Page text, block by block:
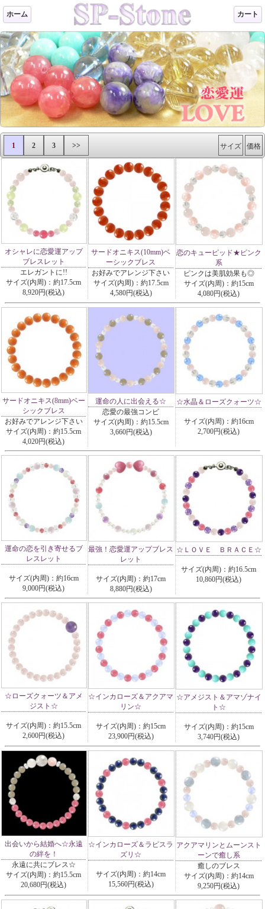
ホーム カート
1 2 3 >> 価格
サイズ
オシャレに恋愛運アップ
ブレスレット
エレガントに!!
サイズ(内周)：約17.5cm
8,920円(税込)
サードオニキス(10mm)ベ
ーシックブレス
お好みでアレンジ下さい
サイズ(内周)：約17.5cm
4,580円(税込)
恋のキューピッド★ピンク
系
ピンクは美肌効果も◎
サイズ(内周)：約15cm
4,080円(税込)
サードオニキス(8mm)ベー
シックブレス
お好みでアレンジ下さい
サイズ(内周)：約15.5cm
4,020円(税込)
運命の人に出会える☆
恋愛の最強コンビ
サイズ(内周)：約15.5cm
3,660円(税込)
☆水晶＆ローズクォーツ☆
サイズ(内周)：約16cm
2,700円(税込)
運命の恋を引き寄せるブ
レスレット
サイズ(内周)：約16cm
9,000円(税込)
最強！恋愛運アップブレス
レット
サイズ(内周)：約17cm
8,880円(税込)
☆ＬＯＶＥ ＢＲＡＣＥ☆
サイズ(内周)：約16.5cm
10,860円(税込)
☆ローズクォーツ＆アメ
ジスト☆
サイズ(内周)：約15.5cm
2,600円(税込)
☆インカローズ＆アクアマ
リン☆
サイズ(内周)：約15cm
23,900円(税込)
☆アメジスト＆アマゾナイ
ト☆
サイズ(内周)：約15cm
3,740円(税込)
出会いから結婚へ☆永遠
の絆を！
永遠に共にブレス☆
サイズ(内周)：約15.5cm
20,680円(税込)
☆インカローズ＆ラピスラ
ズリ☆
サイズ(内周)：約14cm
15,560円(税込)
アクアマリンとムーンスト
ーンで癒し系
癒しのブレス
サイズ(内周)：約14cm
9,250円(税込)